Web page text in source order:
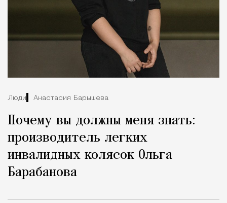
Люди Анастасия Барышева
Почему вы должны меня знать:
производитель легких
инвалидных колясок Ольга
Барабанова